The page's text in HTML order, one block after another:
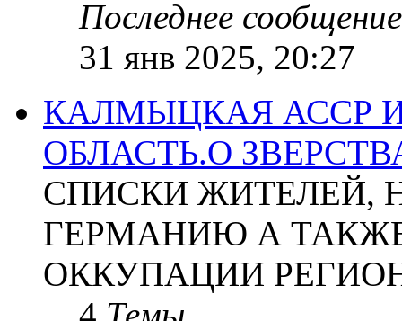
Последнее сообщение
31 янв 2025, 20:27
КАЛМЫЦКАЯ АССР
ОБЛАСТЬ.О
СПИСКИ ЖИТЕЛЕЙ,
ГЕРМАНИЮ А
ОККУПАЦИИ